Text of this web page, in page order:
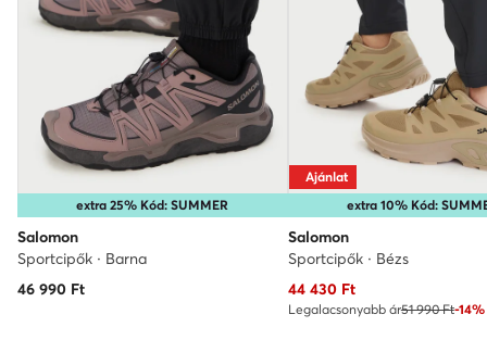
extra 25% Kód: SUMMER
Salomon
Sportcipők · Barna
46 990 Ft
extra 10% Kód:
Ajánlat
Salomon
Sportcipők · Bézs
Aktuális ár
44 430Ft
Legalacsonyabb ár51 990 Ft-14%